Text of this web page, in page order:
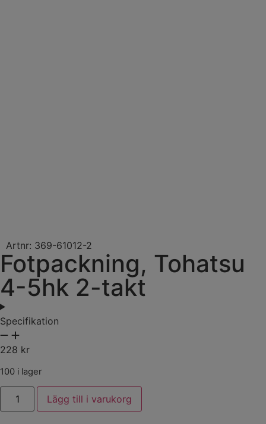
Artnr: 369-61012-2
Fotpackning, Tohatsu
4-5hk 2-takt
Specifikation
228 kr
100 i lager
Lägg till i varukorg